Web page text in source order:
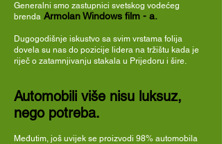
Generalni smo zastupnici svetskog vodećeg
brenda Armolan Windows film - a.
Dugogodišnje iskustvo sa svim vrstama folija
dovela su nas do pozicije lidera na tržištu kada je
riječ o zatamnjivanju stakala u Prijedoru i šire.
Automobili više nisu luksuz,
nego potreba.
Međutim, još uvijek se proizvodi 98% automobila